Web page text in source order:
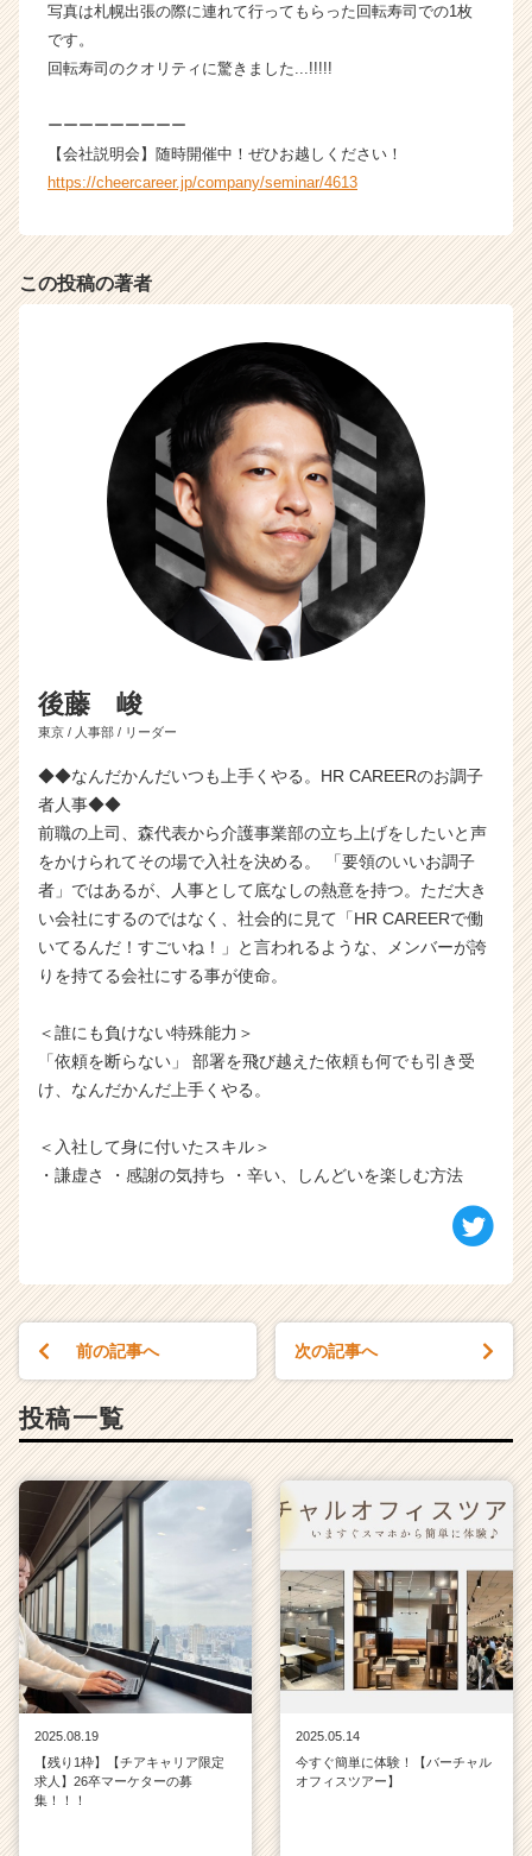
く
活
ト
チ
C
r
e
e
r）
写真は札幌出張の際に連れて行ってもらった回転寿司での1枚
です。
回転寿司のクオリティに驚きました...!!!!!
ーーーーーーーーー
【会社説明会】随時開催中！ぜひお越しください！
https://cheercareer.jp/company/seminar/4613
この投稿の著者
後藤 峻
東京 / 人事部 / リーダー
◆◆なんだかんだいつも上手くやる。HR CAREERのお調子
者人事◆◆
前職の上司、森代表から介護事業部の立ち上げをしたいと声
をかけられてその場で入社を決める。 「要領のいいお調子
者」ではあるが、人事として底なしの熱意を持つ。ただ大き
い会社にするのではなく、社会的に見て「HR CAREERで働
いてるんだ！すごいね！」と言われるような、メンバーが誇
りを持てる会社にする事が使命。
＜誰にも負けない特殊能力＞
「依頼を断らない」 部署を飛び越えた依頼も何でも引き受
け、なんだかんだ上手くやる。
＜入社して身に付いたスキル＞
・謙虚さ ・感謝の気持ち ・辛い、しんどいを楽しむ方法
前の記事へ 次の記事へ
投稿一覧
2025.08.19
【残り1枠】【チアキャリア限定
求人】26卒マーケターの募
集！！！
2025.05.14
今すぐ簡単に体験！【バーチャル
オフィスツアー】